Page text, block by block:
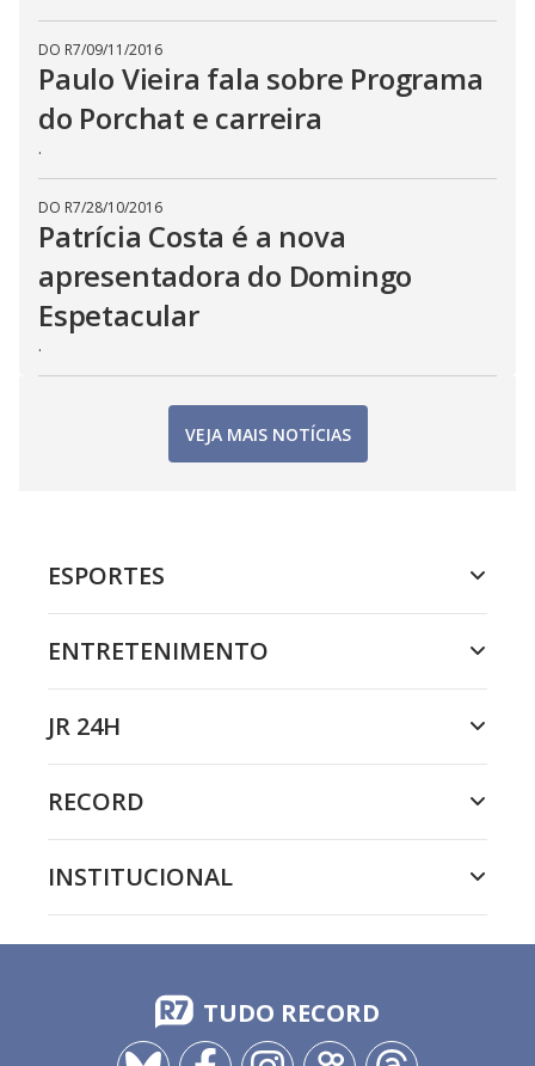
DO R7/09/11/2016
Paulo Vieira fala sobre Programa
do Porchat e carreira
.
DO R7/28/10/2016
Patrícia Costa é a nova
apresentadora do Domingo
Espetacular
.
VEJA MAIS NOTÍCIAS
ESPORTES
ENTRETENIMENTO
JR 24H
RECORD
INSTITUCIONAL
TUDO RECORD